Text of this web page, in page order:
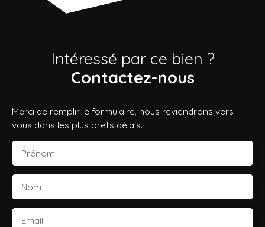
Intéressé par ce bien ?
Contactez-nous
Merci de remplir le formulaire, nous reviendrons vers
vous dans les plus brefs délais.
Prénom
Nom
Email